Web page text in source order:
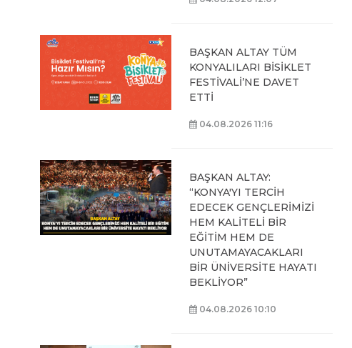
BAŞKAN ALTAY TÜM
KONYALILARI BİSİKLET
FESTİVALİ’NE DAVET
ETTİ
04.08.2026 11:16
BAŞKAN ALTAY:
“KONYA'YI TERCİH
EDECEK GENÇLERİMİZİ
HEM KALİTELİ BİR
EĞİTİM HEM DE
UNUTAMAYACAKLARI
BİR ÜNİVERSİTE HAYATI
BEKLİYOR”
04.08.2026 10:10